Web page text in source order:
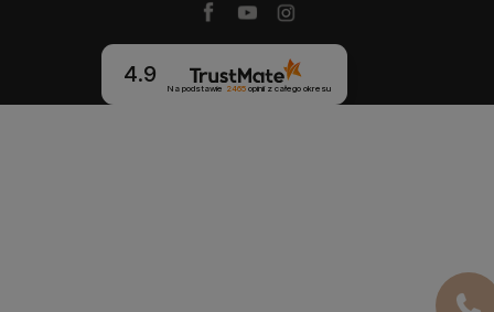
4.9
Na podstawie 2465opinii z całego okresu